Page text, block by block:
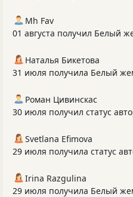
Mh Fav
01 августа получил Белый
Наталья Бикетова
31 июля получила Белый
Роман Цивинскас
30 июля получил статус
Svetlana Efimova
29 июля получила статус
Irina Razgulina
29 июля получила Белый